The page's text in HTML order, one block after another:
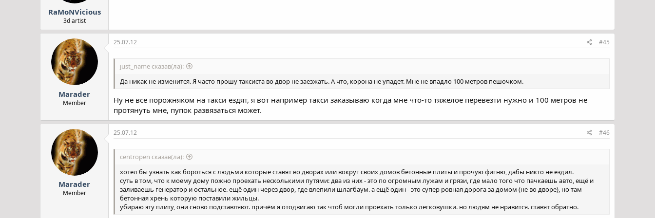
RaMoNVicious
3d artist
Marader
Member
25.07.12 #45
just_name сказав(ла):
Да никак не изменится. Я часто прошу таксиста во двор не заезжать. А что, корона не упадет. Мне не впадло 100 метров пешочком.
Ну не все порожняком на такси ездят, я вот например такси заказываю когда мне что-то тяжелое перевезти нужно и 100 метров не
протянуть мне, пупок развязаться может.
Marader
Member
25.07.12 #46
centropen сказав(ла):
хотел бы узнать как бороться с людьми которые ставят во дворах или вокруг своих домов бетонные плиты и прочую фигню, дабы никто не ездил.
суть в том, что к моему дому пожно проехать несколькими путями: два из них - это по огромным лужам и грязи, где мало того что пачкаешь авто, ещё и
заливаешь генератор и остальное. ещё один через двор, где влепили шлагбаум. а ещё один - это супер ровная дорога за домом (не во дворе), но там
бетонная хрень которую поставили жильцы.
убираю эту плиту, они сново подставляют. причём я отодвигаю так чтоб могли проехать только легковушки. но людям не нравится. ставят обратно.